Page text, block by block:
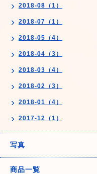
2018-08（1）
2018-07（1）
2018-05（4）
2018-04（3）
2018-03（4）
2018-02（3）
2018-01（4）
2017-12（1）
写真
商品一覧